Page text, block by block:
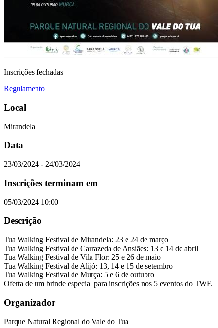
Inscrições fechadas
Regulamento
Local
Mirandela
Data
23/03/2024 - 24/03/2024
Inscrições terminam em
05/03/2024 10:00
Descrição
Tua Walking Festival de Mirandela: 23 e 24 de março
Tua Walking Festival de Carrazeda de Ansiães: 13 e 14 de abril
Tua Walking Festival de Vila Flor: 25 e 26 de maio
Tua Walking Festival de Alijó: 13, 14 e 15 de setembro
Tua Walking Festival de Murça: 5 e 6 de outubro
Oferta de um brinde especial para inscrições nos 5 eventos do TWF.
Organizador
Parque Natural Regional do Vale do Tua